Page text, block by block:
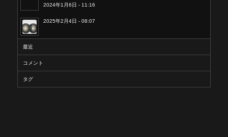
2024年1月6日 - 11:16
2025年2月4日 - 08:07
最近
コメント
タグ